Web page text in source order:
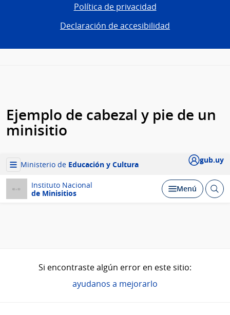
Política de privacidad
Declaración de accesibilidad
Ejemplo de cabezal y pie de un
minisitio
Ministerio de Educación y Cultura gub.uy
Instituto Nacional
de Minisitios
Menú Abrir
Si encontraste algún error en este sitio:
ayudanos a mejorarlo